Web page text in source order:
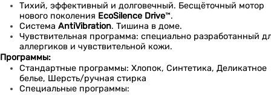
Тихий, эффективный и долговечный. Бесщёточный мотор
нового поколения EcoSilence Drive™.
СистемаAntiVibration. Тишина в доме.
Чувствительная программа: специально разработанный
аллергиков и чувствительной кожи.
Программы:
Стандартные программы: Хлопок, Синтетика, Деликатное
белье, Шерсть/ручная стирка
Специальные программы: